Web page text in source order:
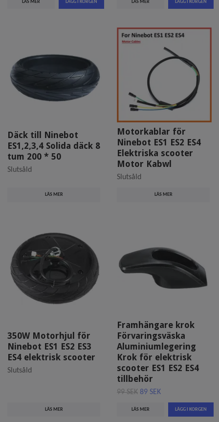
LÄS MER LÄS MER
Däck till Ninebot
ES1,2,3,4 Solida däck 8
tum 200 * 50
Slutsåld
LÄS MER
Motorkablar för
Ninebot ES1 ES2 ES4
Elektriska scooter
Motor Kabwl
Slutsåld
LÄS MER
350W Motorhjul för
Ninebot ES1 ES2 ES3
ES4 elektrisk scooter
Slutsåld
LÄS MER
Framhängare krok
Förvaringsväska
Aluminiumlegering
Krok för elektrisk
scooter ES1 ES2 ES4
tillbehör
99 SEK 89 SEK
LÄS MER